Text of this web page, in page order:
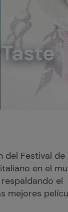
del Festival de
en el
el
mejores